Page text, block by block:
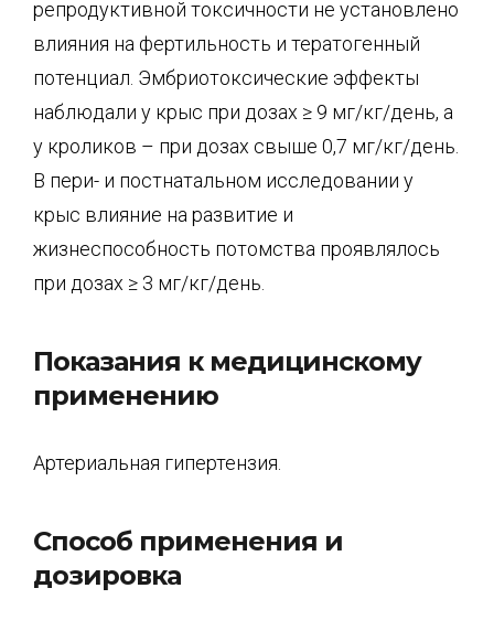
репродуктивной токсичности не установлено
влияния на фертильность и тератогенный
потенциал. Эмбриотоксические эффекты
наблюдали у крыс при дозах ≥ 9 мг/кг/день, а
у кроликов – при дозах свыше 0,7 мг/кг/день.
В пери- и постнатальном исследовании у
крыс влияние на развитие и
жизнеспособность потомства проявлялось
при дозах ≥ 3 мг/кг/день.
Показания к медицинскому
применению
Артериальная гипертензия.
Способ применения и
дозировка